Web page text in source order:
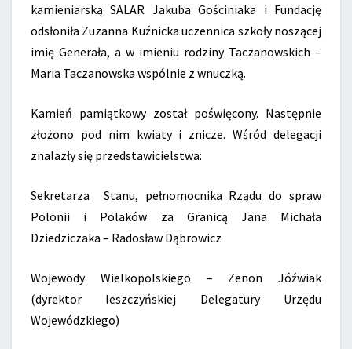
kamieniarską SALAR Jakuba Gościniaka i Fundację
odsłoniła Zuzanna Kuźnicka uczennica szkoły noszącej
imię Generała, a w imieniu rodziny Taczanowskich –
Maria Taczanowska wspólnie z wnuczką.
Kamień pamiątkowy został poświęcony. Następnie
złożono pod nim kwiaty i znicze. Wśród delegacji
znalazły się przedstawicielstwa:
Sekretarza Stanu, pełnomocnika Rządu do spraw
Polonii i Polaków za Granicą Jana Michała
Dziedziczaka – Radosław Dąbrowicz
Wojewody Wielkopolskiego – Zenon Jóźwiak
(dyrektor leszczyńskiej Delegatury Urzędu
Wojewódzkiego)